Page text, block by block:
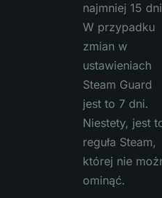
najmniej 15
W przypadku
zmian w
ustawieniach
Steam Guard
jest to 7 dni.
Niestety, jest
reguła Steam,
której nie
ominąć.